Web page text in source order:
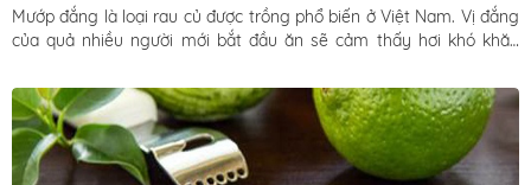
Mướp đắng là loại rau củ được trồng phổ biến ở Việt Nam. Vị đắng
của quả nhiều người mới bắt đầu ăn sẽ cảm thấy hơi khó khăn